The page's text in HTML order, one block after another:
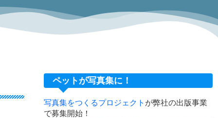
ペットが写真集に！
写真集をつくるプロジェクト が弊社の出版事業
で募集開始！